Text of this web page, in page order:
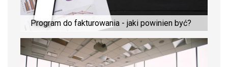
Program do fakturowania - jaki powinien być?